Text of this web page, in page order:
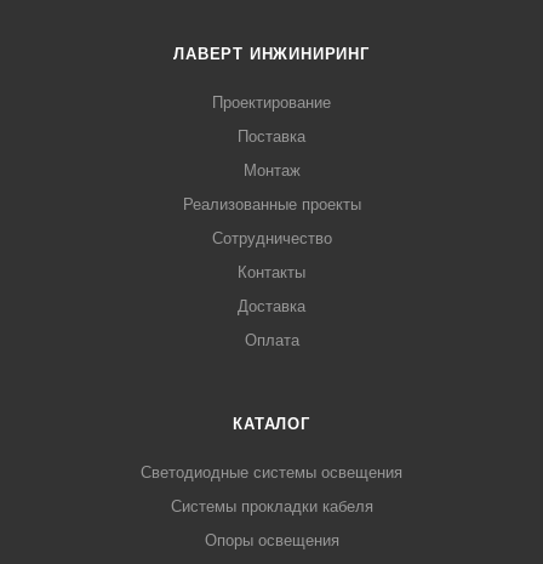
ЛАВЕРТ ИНЖИНИРИНГ
Проектирование
Поставка
Монтаж
Реализованные проекты
Сотрудничество
Контакты
Доставка
Оплата
КАТАЛОГ
Светодиодные системы освещения
Системы прокладки кабеля
Опоры освещения